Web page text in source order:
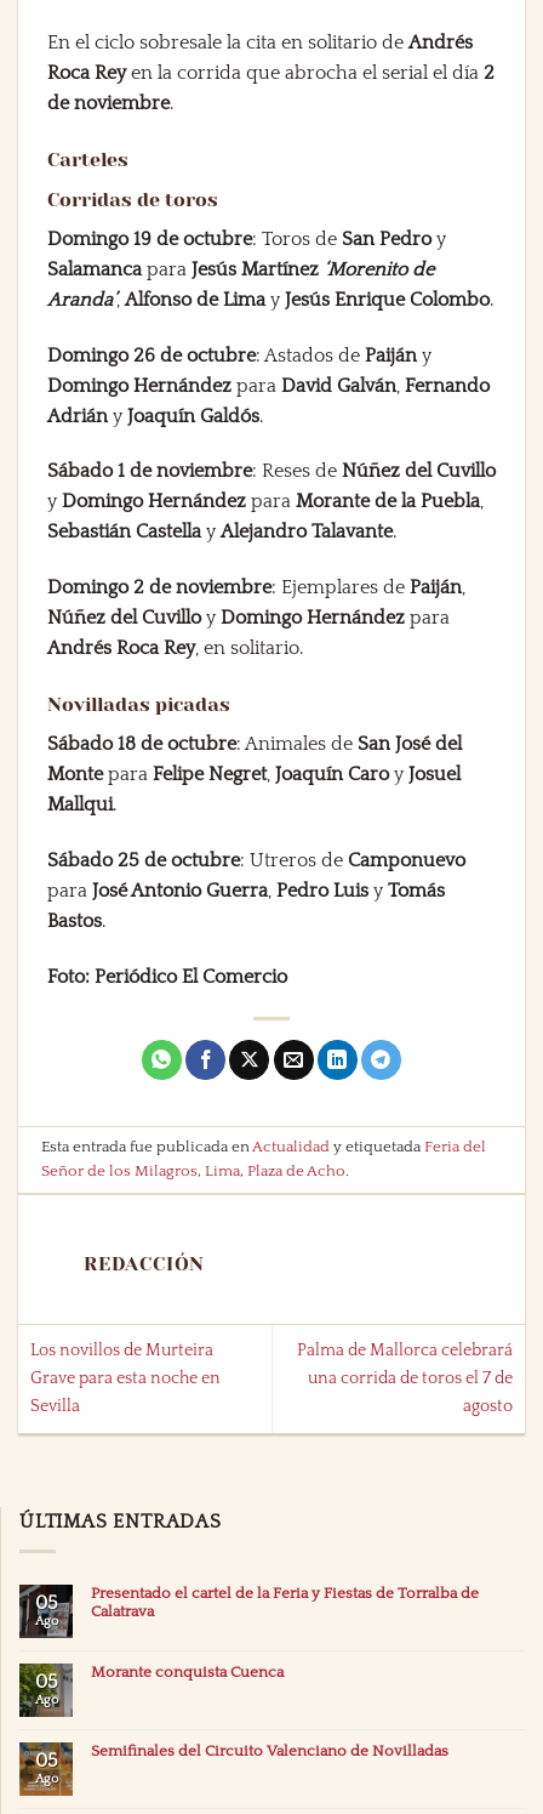
En el ciclo sobresale la cita en solitario deAndrés
Roca Reyen la corrida que abrocha el serial el día 2
de noviembre.
Carteles
Corridas de toros
Domingo 19 de octubre: Toros de San Pedroy
Salamancapara Jesús Martínez ‘Morenito de
Aranda’,Alfonso de Limay Jesús Enrique Colombo.
Domingo 26 de octubre: Astados de Paijány
Domingo Hernández para David Galván, Fernando
Adriány Joaquín Galdós.
Sábado 1 de noviembre: Reses de Núñez del Cuvillo
y Domingo Hernández para Morante de la Puebla,
Sebastián CastellayAlejandro Talavante.
Domingo 2 de noviembre: Ejemplares de Paiján,
Núñez del Cuvilloy Domingo Hernández para
Andrés Roca Rey, en solitario.
Novilladas picadas
Sábado 18 de octubre: Animales de San José del
Montepara Felipe Negret, Joaquín Caroy Josuel
Mallqui.
Sábado 25 de octubre: Utreros de Camponuevo
para José Antonio Guerra, Pedro Luis y Tomás
Bastos.
Foto: Periódico El Comercio
Esta entrada fue publicada enActualidad y etiquetadaFeria del
Señor de los Milagros,Lima,Plaza de Acho.
REDACCIÓN
Los novillos de Murteira
Grave para esta noche en
Sevilla
Palma de Mallorca celebrará
una corrida de toros el 7 de
agosto
ÚLTIMAS ENTRADAS
05
Ago
Presentado el cartel de la Feria y Fiestas de Torralba de
Calatrava
05
Ago
Morante conquista Cuenca
05
Ago
Semifinales del Circuito Valenciano de Novilladas